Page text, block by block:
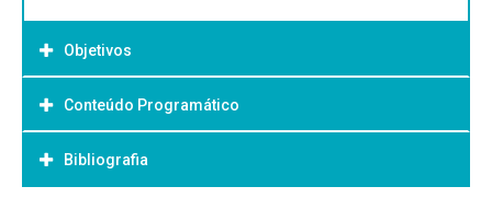
Objetivos
Objetivo Geral:
GERAL:
Desenvolver os conceitos básicos na área de Biologia a
Conteúdo Programático
Bibliografia